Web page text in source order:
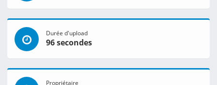
Durée d'upload
96 secondes
Propriétaire